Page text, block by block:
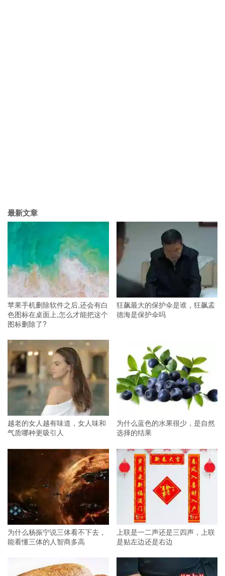
最新文章
苹果手机删除软件之后,还会有白
色图标在桌面上,怎么才能把这个
图标删除了?
狂飙最大的保护伞是谁，狂飙孟
德海是保护伞吗
越老的女人越有味道，女人味和
气质哪种更吸引人
为什么蓝色的水果很少，是自然
选择的结果
为什么杨振宁说三体看不下去，
能看懂三体的人智商多高
上联是一二声还是三四声，上联
是贴左边还是右边